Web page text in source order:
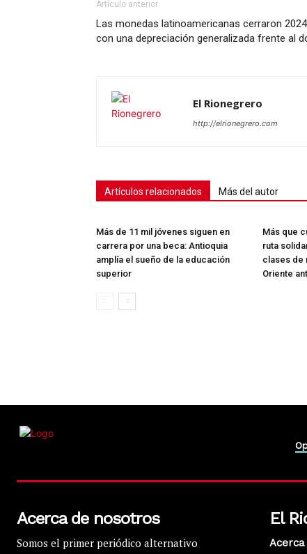
Artículo anterior
Las monedas latinoamericanas cerraron 2024
con una depreciación generalizada frente al
El Rionegrero
http://elrionegrero.com
Artículos relacionados Más del autor
Más de 11 mil jóvenes siguen en
carrera por una beca: Antioquia
amplía el sueño de la educación
superior
Más que
ruta
clases de
Oriente
Acerca de nosotros
Somos el primer periódico alternativo
El